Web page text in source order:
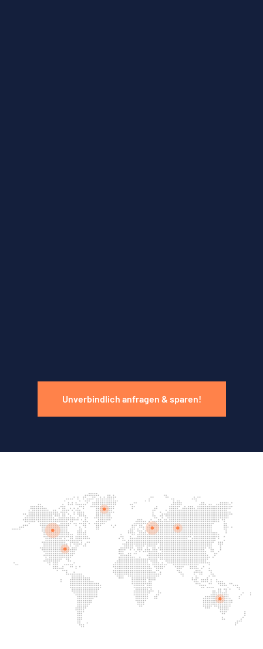
Unverbindlich anfragen & sparen!